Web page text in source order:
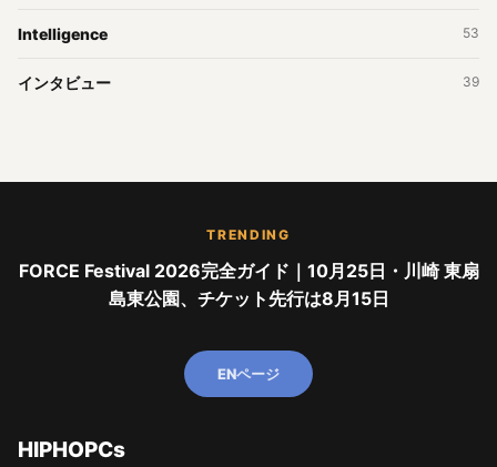
Intelligence 53
インタビュー 39
TRENDING
FORCE Festival 2026完全ガイド｜10月25日・川崎 東扇
島東公園、チケット先行は8月15日
ENページ
HIPHOPCs